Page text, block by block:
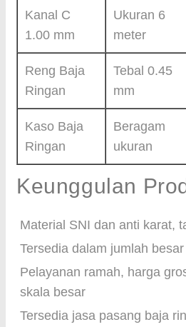
Kanal C
1.00 mm
Ukuran 6
meter
Reng Baja
Ringan
Tebal 0.45
mm
Kaso Baja
Ringan
Beragam
ukuran
Keunggulan
Material SNI dan anti karat,
Tersedia dalam jumlah
Pelayanan ramah, harga
skala besar
Tersedia jasa pasang baja